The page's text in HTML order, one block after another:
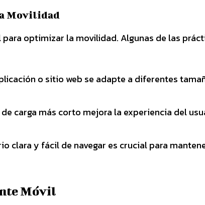
Movilidad
optimizar la movilidad. Algunas de las
o sitio web se adapte a diferentes
carga más corto mejora la experiencia del
clara y fácil de navegar es crucial para
Móvil